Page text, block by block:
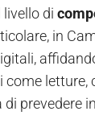
livello di
in
letture,
prevedere